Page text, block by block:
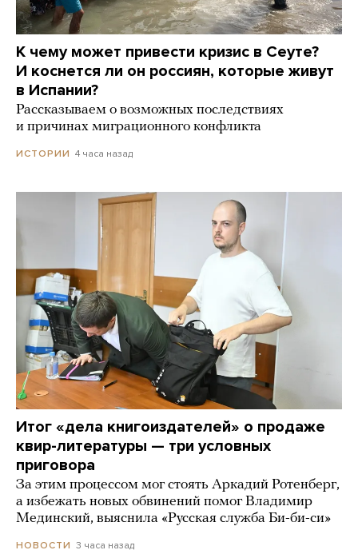
К чему может привести кризис в Сеуте?
И коснется ли он россиян, которые живут
в Испании?
Рассказываем о возможных последствиях
и причинах миграционного конфликта
ИСТОРИИ 4 часа назад
Итог «дела книгоиздателей» о продаже
квир-литературы — три условных
приговора
За этим процессом мог стоять Аркадий Ротенберг,
а избежать новых обвинений помог Владимир
Мединский, выяснила «Русская служба Би-би-си»
НОВОСТИ 3 часа назад